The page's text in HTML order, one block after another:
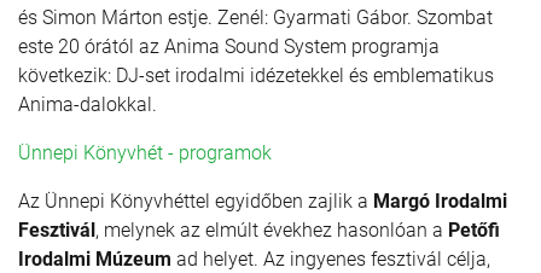
és Simon Márton estje. Zenél: Gyarmati Gábor. Szombat
este 20 órától az Anima Sound System programja
következik: DJ-set irodalmi idézetekkel és emblematikus
Anima-dalokkal.
Ünnepi Könyvhét - programok
Az Ünnepi Könyvhéttel egyidőben zajlik a Margó Irodalmi
Fesztivál , melynek az elmúlt évekhez hasonlóan a Petőfi
Irodalmi Múzeum ad helyet. Az ingyenes fesztivál célja,